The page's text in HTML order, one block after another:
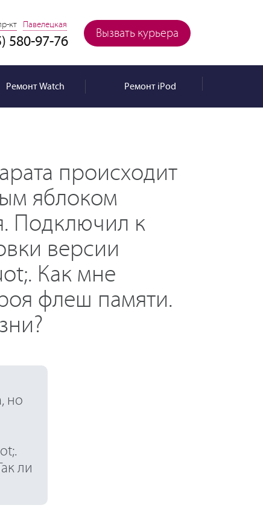
Вызвать курьера
кт Павелецкая
580-97-76
РемонтWatch РемонтiPod
происходит
яблоком
Подключил к
версии
Как мне
флеш памяти.
но
ли